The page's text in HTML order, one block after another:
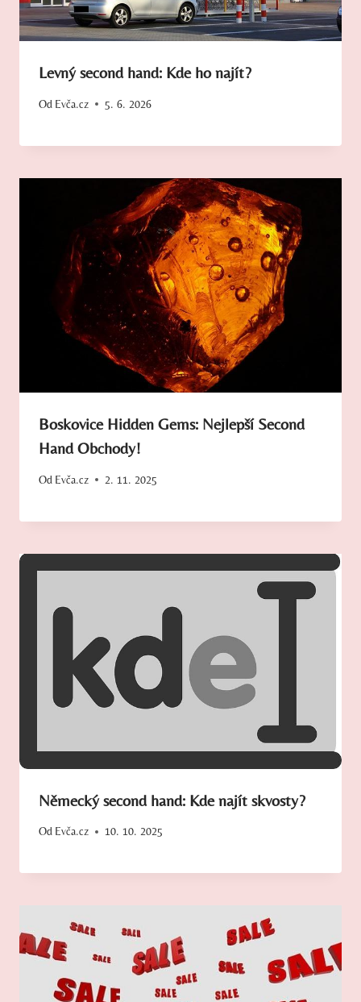
Levný second hand: Kde ho najít?
Od Evča.cz 5. 6. 2026
Boskovice Hidden Gems: Nejlepší Second
Hand Obchody!
Od Evča.cz 2. 11. 2025
Německý second hand: Kde najít skvosty?
Od Evča.cz 10. 10. 2025